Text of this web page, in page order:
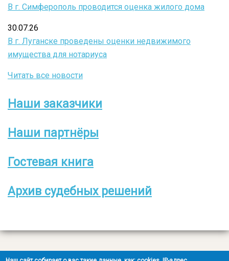
В г. Симферополь проводится оценка жилого дома
30.07.26
В г. Луганске проведены оценки недвижимого
имущества для нотариуса
Читать все новости
Боковое
меню
Наши заказчики
Наши партнёры
Гостевая книга
Архив судебных решений
Все права защищены